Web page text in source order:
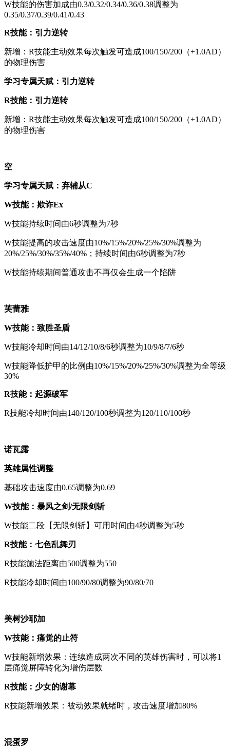
W技能的伤害加成由0.3/0.32/0.34/0.36/0.38调整为
0.35/0.37/0.39/0.41/0.43
R技能：引力逆转
新增：R技能主动效果每次触发可造成100/150/200（+1.0AD）
的物理伤害
学习专属天赋：引力逆转
R技能：引力逆转
新增：R技能主动效果每次触发可造成100/150/200（+1.0AD）
的物理伤害
空
学习专属天赋：弃辅从C
W技能：欺诈Ex
W技能持续时间由6秒调整为7秒
W技能提高的攻击速度由10%/15%/20%/25%/30%调整为
20%/25%/30%/35%/40%；持续时间由6秒调整为7秒
W技能持续期间普通攻击不再仅会生成一个陷阱
芙蕾雅
W技能：致胜圣盾
W技能冷却时间由14/12/10/8/6秒调整为10/9/8/7/6秒
W技能降低护甲的比例由10%/15%/20%/25%/30%调整为全等级
30%
R技能：起源破军
R技能冷却时间由140/120/100秒调整为120/110/100秒
诺瓦露
英雄属性调整
基础攻击速度由0.65调整为0.69
W技能：暴风之剑/无限剑斩
W技能二段【无限剑斩】可用时间由4秒调整为5秒
R技能：七色乱舞刃
R技能施法距离由500调整为550
R技能冷却时间由100/90/80调整为90/80/70
美树沙耶加
W技能：痛觉的止符
W技能新增效果：连续造成两次不同的英雄伤害时，可以将1
层痛觉屏障转化为增伤层数
R技能：少女的谢幕
R技能新增效果：被动效果就绪时，攻击速度增加80%
混蛋罗